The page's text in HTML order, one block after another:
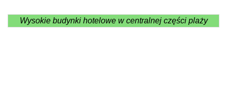
Wysokie budynki hotelowe w centralnej części plaży